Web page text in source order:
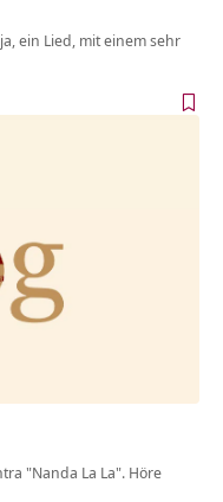
ein Lied, mit einem sehr
"Nanda La La". Höre